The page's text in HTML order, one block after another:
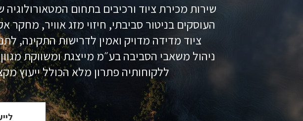
שירות מכירת ציוד ורכיבים בתחום
העוסקים בניטור סביבתי, חיזוי מזג אוויר,
ציוד מדידה מדויק ואמין לדרישות התקינה,
ניהול משאבי הסביבה בע״מ מייצגת ומשווקת
ללקוחותיה פתרון מלא הכולל ייעוץ